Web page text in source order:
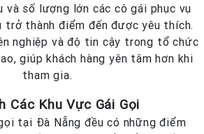
và số lượng lớn các cô gái phục vụ
trở thành điểm đến được yêu thích.
nghiệp và độ tin cậy trong tổ chức
giúp khách hàng yên tâm hơn khi
tham gia.
Các Khu Vực Gái Gọi
tại Đà Nẵng đều có những điểm